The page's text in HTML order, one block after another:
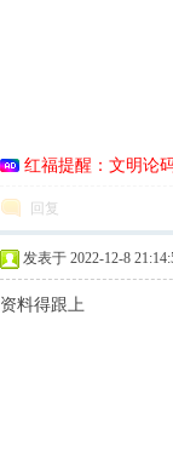
红福提醒：文明论
回复
发表于 2022-12-8
资料得跟上